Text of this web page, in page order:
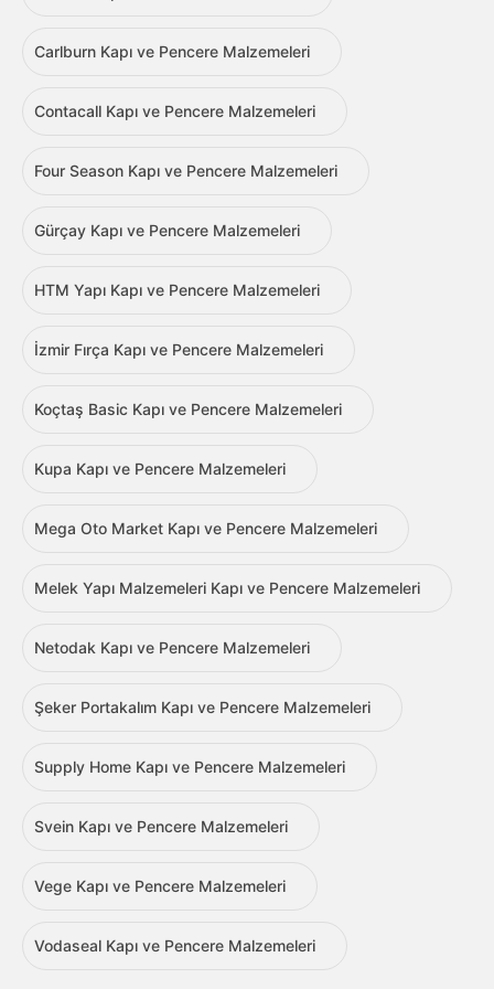
Carlburn Kapı ve Pencere Malzemeleri
Contacall Kapı ve Pencere Malzemeleri
Four Season Kapı ve Pencere Malzemeleri
Gürçay Kapı ve Pencere Malzemeleri
HTM Yapı Kapı ve Pencere Malzemeleri
İzmir Fırça Kapı ve Pencere Malzemeleri
Koçtaş Basic Kapı ve Pencere Malzemeleri
Kupa Kapı ve Pencere Malzemeleri
Mega Oto Market Kapı ve Pencere Malzemeleri
Melek Yapı Malzemeleri Kapı ve Pencere Malzemeleri
Netodak Kapı ve Pencere Malzemeleri
Şeker Portakalım Kapı ve Pencere Malzemeleri
Supply Home Kapı ve Pencere Malzemeleri
Svein Kapı ve Pencere Malzemeleri
Vege Kapı ve Pencere Malzemeleri
Vodaseal Kapı ve Pencere Malzemeleri